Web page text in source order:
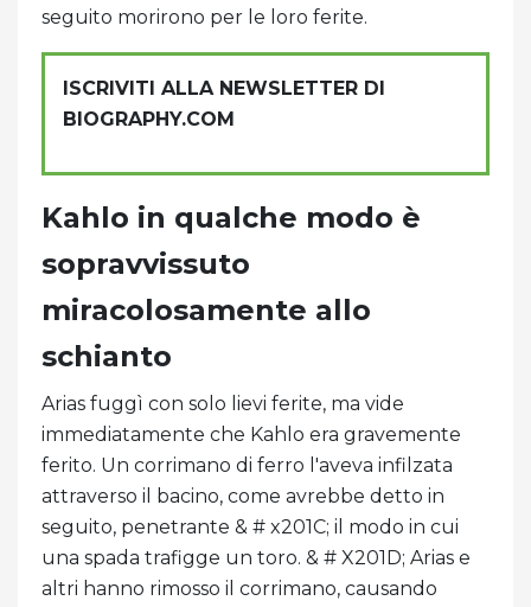
seguito morirono per le loro ferite.
ISCRIVITI ALLA NEWSLETTER DI
BIOGRAPHY.COM
Kahlo in qualche modo è
sopravvissuto
miracolosamente allo
schianto
Arias fuggì con solo lievi ferite, ma vide
immediatamente che Kahlo era gravemente
ferito. Un corrimano di ferro l'aveva infilzata
attraverso il bacino, come avrebbe detto in
seguito, penetrante & # x201C; il modo in cui
una spada trafigge un toro. & # X201D; Arias e
altri hanno rimosso il corrimano, causando